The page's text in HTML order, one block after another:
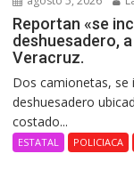
Reportan «se
deshuesadero,
Veracruz.
Dos camionetas, se
deshuesadero
costado...
ESTATAL POLICIACA